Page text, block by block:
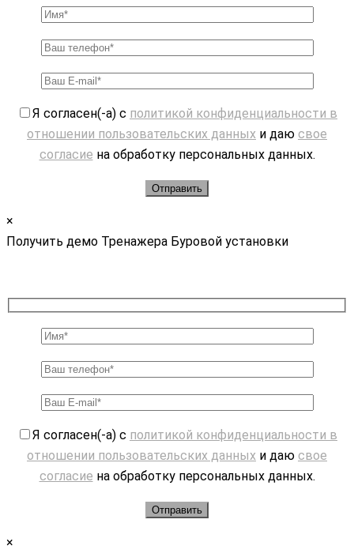
Я согласен(-а) с политикой конфиденциальности в
отношении пользовательских данных и даю свое
согласие на обработку персональных данных.
×
Получить демо Тренажера Буровой установки
Я согласен(-а) с политикой конфиденциальности в
отношении пользовательских данных и даю свое
согласие на обработку персональных данных.
×